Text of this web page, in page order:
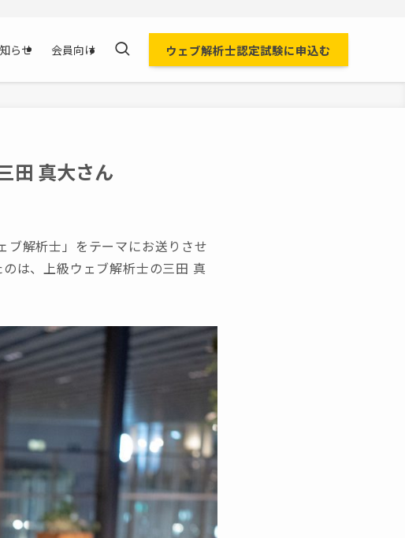
らせ 会員向け ウェブ解析士認定試験に申込む
田 真大さん
ブ解析士」をテーマにお送りさせ
は、上級ウェブ解析士の三田 真